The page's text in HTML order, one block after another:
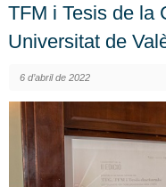
TFM i Tesis de la
Universitat de
6 d’abril de 2022